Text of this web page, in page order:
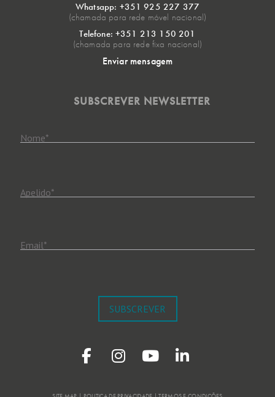
Whatsapp: +351 925 227 377
(chamada para rede móvel nacional)
Telefone: +351 213 150 201
(chamada para rede fixa nacional)
Enviar mensagem
SUBSCREVER NEWSLETTER
Nome*
Apelido*
Email*
SUBSCREVER